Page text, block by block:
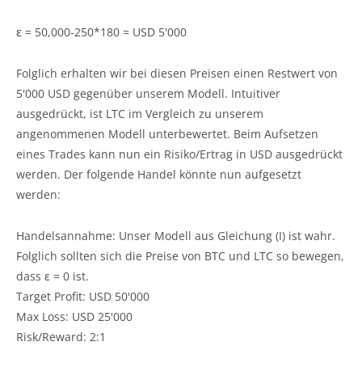
ε = 50,000-250*180 = USD 5'000
Folglich erhalten wir bei diesen Preisen einen Restwert von
5'000 USD gegenüber unserem Modell. Intuitiver
ausgedrückt, ist LTC im Vergleich zu unserem
angenommenen Modell unterbewertet. Beim Aufsetzen
eines Trades kann nun ein Risiko/Ertrag in USD ausgedrückt
werden. Der folgende Handel könnte nun aufgesetzt
werden:
Handelsannahme: Unser Modell aus Gleichung (I) ist wahr.
Folglich sollten sich die Preise von BTC und LTC so bewegen,
dass ε = 0 ist.
Target Profit: USD 50'000
Max Loss: USD 25'000
Risk/Reward: 2:1